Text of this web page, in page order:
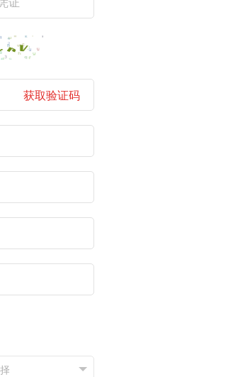
获取验证码